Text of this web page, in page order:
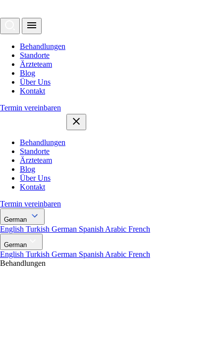
Behandlungen
Standorte
Ärzteteam
Blog
Über Uns
Kontakt
Termin vereinbaren
Behandlungen
Standorte
Ärzteteam
Blog
Über Uns
Kontakt
Termin vereinbaren
German
English Turkish German Spanish Arabic French
German
English Turkish German Spanish Arabic French
Behandlungen